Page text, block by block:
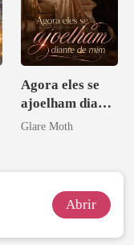
Agora eles se
ajoelham diante
de mim
Glare Moth
Abrir